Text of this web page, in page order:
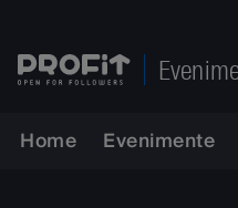
Home Evenimente